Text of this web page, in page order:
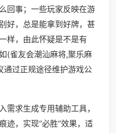
回事；一些玩家反映在游
好，总是能拿到好牌，甚
样，由此怀疑是不是有
(雀友会潮汕麻将,聚乐麻
通过正规途径维护游戏公
需求生成专用辅助工具，
迹，实现“必胜”效果，适